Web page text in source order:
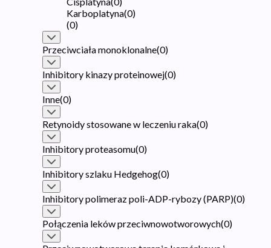
Karboplatyna(0)
(0)
Przeciwciała monoklonalne(0)
Inhibitory kinazy proteinowej(0)
Inne(0)
Retynoidy stosowane w leczeniu raka(0)
Inhibitory proteasomu(0)
Inhibitory szlaku Hedgehog(0)
Inhibitory polimeraz poli-ADP-rybozy (PARP)(0)
Połączenia leków przeciwnowotworowych(0)